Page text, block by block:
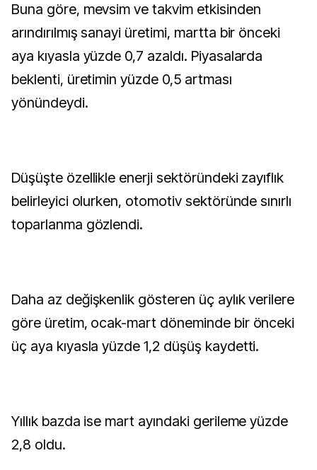
Buna göre, mevsim ve takvim etkisinden
arındırılmış sanayi üretimi, martta bir önceki
aya kıyasla yüzde 0,7 azaldı. Piyasalarda
beklenti, üretimin yüzde 0,5 artması
yönündeydi.
Düşüşte özellikle enerji sektöründeki zayıflık
belirleyici olurken, otomotiv sektöründe sınırlı
toparlanma gözlendi.
Daha az değişkenlik gösteren üç aylık verilere
göre üretim, ocak-mart döneminde bir önceki
üç aya kıyasla yüzde 1,2 düşüş kaydetti.
Yıllık bazda ise mart ayındaki gerileme yüzde
2,8 oldu.